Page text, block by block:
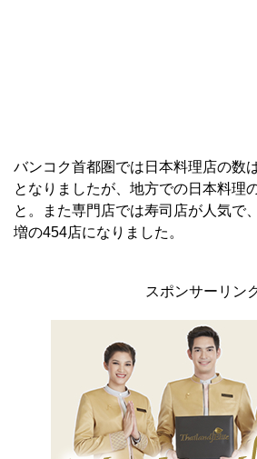
バンコク首都圏では日本料理店の数
となりましたが、地方での日本料理
と。また専門店では寿司店が人気で
増の454店になりました。
スポンサーリン